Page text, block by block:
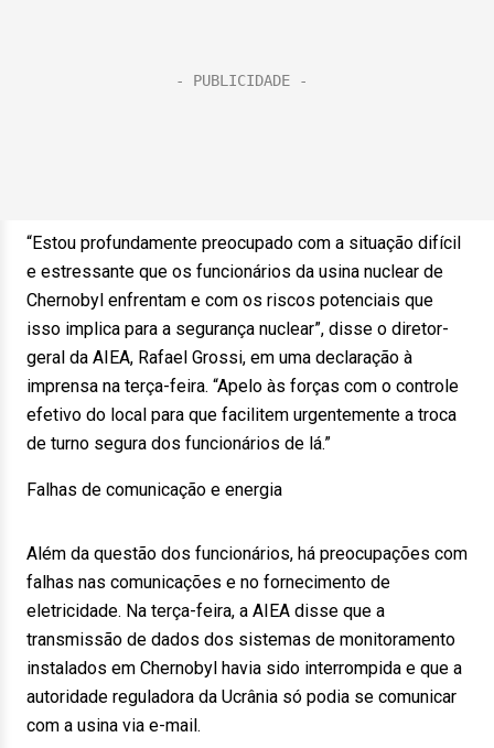
“Estou profundamente preocupado com a situação difícil
e estressante que os funcionários da usina nuclear de
Chernobyl enfrentam e com os riscos potenciais que
isso implica para a segurança nuclear”, disse o diretor-
geral da AIEA, Rafael Grossi, em uma declaração à
imprensa na terça-feira. “Apelo às forças com o controle
efetivo do local para que facilitem urgentemente a troca
de turno segura dos funcionários de lá.”
Falhas de comunicação e energia
Além da questão dos funcionários, há preocupações com
falhas nas comunicações e no fornecimento de
eletricidade. Na terça-feira, a AIEA disse que a
transmissão de dados dos sistemas de monitoramento
instalados em Chernobyl havia sido interrompida e que a
autoridade reguladora da Ucrânia só podia se comunicar
com a usina via e-mail.